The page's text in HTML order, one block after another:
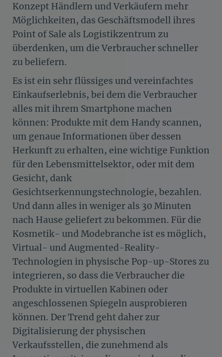
Konzept Händlern und Verkäufern mehr
Möglichkeiten, das Geschäftsmodell ihres
Point of Sale als Logistikzentrum zu
überdenken, um die Verbraucher schneller
zu beliefern.
Es ist ein sehr flüssiges und vereinfachtes
Einkaufserlebnis, bei dem die Verbraucher
alles mit ihrem Smartphone machen
können: Produkte mit dem Handy scannen,
um genaue Informationen über dessen
Herkunft zu erhalten, eine wichtige Funktion
für den Lebensmittelsektor, oder mit dem
Gesicht, dank
Gesichtserkennungstechnologie, bezahlen.
Und dann alles in weniger als 30 Minuten
nach Hause geliefert zu bekommen. Für die
Kosmetik- und Modebranche ist es möglich,
Virtual- und Augmented-Reality-
Technologien in physische Pop-up-Stores zu
integrieren, so dass die Verbraucher die
Produkte in virtuellen Kabinen oder
angeschlossenen Spiegeln ausprobieren
können. Der Trend geht daher zur
Digitalisierung der physischen
Verkaufsstellen, die zunehmend als